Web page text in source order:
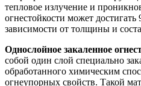
тепловое излучение и
огнестойкости может
зависимости от толщины и
Однослойное закаленное
собой один слой специально
обработанного химическим
огнеупорных свойств. Такой